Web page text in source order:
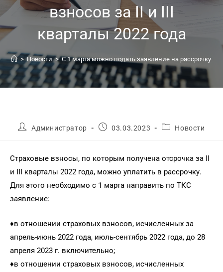
взносов за II и III
кварталы 2022 года
> Новости > С 1 марта можно подать заявление на рассрочку
Администратор 03.03.2023 Новости
Страховые взносы, по которым получена отсрочка за II
и III кварталы 2022 года, можно уплатить в рассрочку.
Для этого необходимо с 1 марта направить по ТКС
заявление:
♦️в отношении страховых взносов, исчисленных за
апрель-июнь 2022 года, июль-сентябрь 2022 года, до 28
апреля 2023 г. включительно;
♦️в отношении страховых взносов, исчисленных